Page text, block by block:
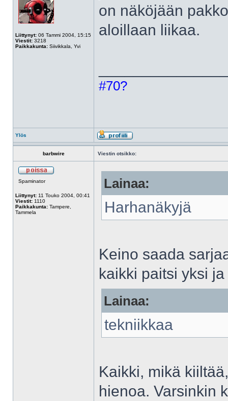
Liittynyt: 06 Tammi 2004, 15:15
Viestit: 3218
Paikkakunta: Siivikkala, Yvi
on näköjään
aloillaan liikaa.
#70?
Ylös
barbwire Viestin otsikko:
Spaminator
Liittynyt: 11 Touko 2004, 00:41
Viestit: 1110
Paikkakunta: Tampere,
Tammela
Lainaa:
Harhanäkyjä
Keino saada
kaikki paitsi yksi
Lainaa:
tekniikkaa
Kaikki, mikä
hienoa. Varsinkin